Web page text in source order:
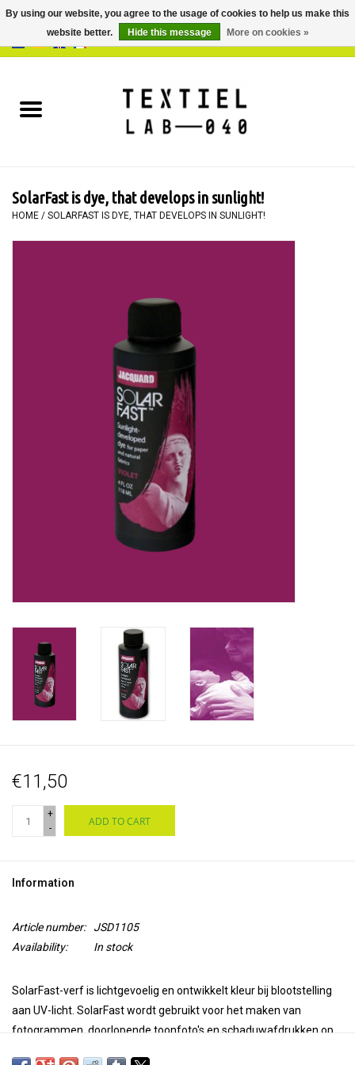
BOOKS
PAINTING
SolarFast is dye, that develops in sunlight!
HOME / SOLARFAST IS DYE, THAT DEVELOPS IN SUNLIGHT!
€11,50
+
-
ADD TO CART
Information
Article number:
JSD1105
Availability:
In stock
SolarFast-verf is lichtgevoelig en ontwikkelt kleur bij blootstelling
aan UV-licht. SolarFast wordt gebruikt voor het maken van
fotogrammen, doorlopende toonfoto's en schaduwafdrukken op
By using our website, you agree to the usage of cookies to help us make this
website better.
Hide this message More on cookies »